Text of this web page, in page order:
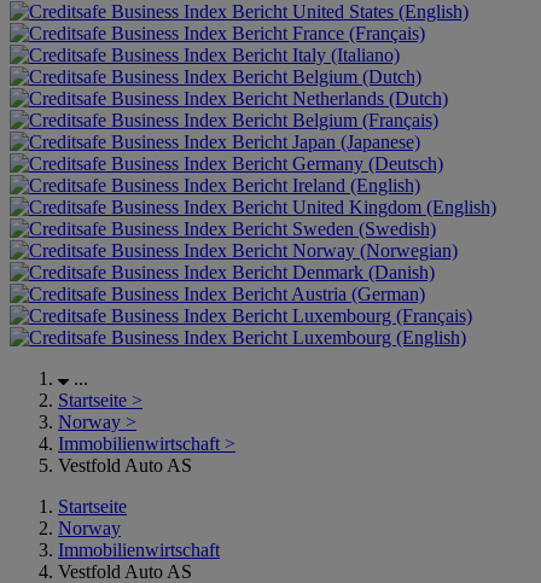
United States (English)
France (Français)
Italy (Italiano)
Belgium (Dutch)
Netherlands (Dutch)
Belgium (Français)
Japan (Japanese)
Germany (Deutsch)
Ireland (English)
United Kingdom (English)
Sweden (Swedish)
Norway (Norwegian)
Denmark (Danish)
Austria (German)
Luxembourg (Français)
Luxembourg (English)
...
Startseite >
Norway >
Immobilienwirtschaft >
Vestfold Auto AS
Startseite
Norway
Immobilienwirtschaft
Vestfold Auto AS